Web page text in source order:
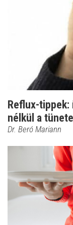
Reflux-
nélkül a
Dr. Beró Mariann